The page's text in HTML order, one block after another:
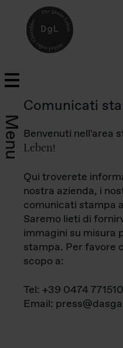
Menu
Comunicati
Benvenuti nell'area
Leben!
Qui troverete
nostra azienda, i
comunicati stampa
Saremo lieti di
immagini su misura
stampa. Per favore
scopo a:
Tel: +39 0474 771510
Email: